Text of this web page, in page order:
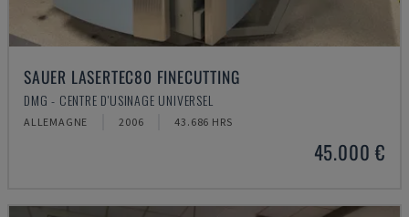
SAUER LASERTEC80 FINECUTTING
DMG - CENTRE D'USINAGE UNIVERSEL
ALLEMAGNE 2006 43.686 HRS
45.000 €